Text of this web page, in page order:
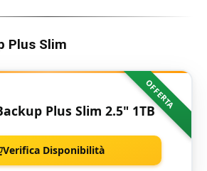
Plus Slim
OFFERTA
Plus Slim 2.5" 1TB
Verifica Disponibilità